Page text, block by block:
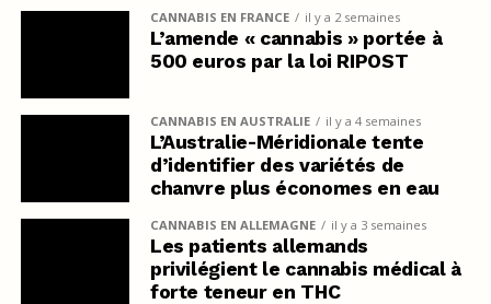
CANNABIS EN FRANCE il y a 2 semaines
L’amende « cannabis » portée à
500 euros par la loi RIPOST
CANNABIS EN AUSTRALIE il y a 4 semaines
L’Australie-Méridionale tente
d’identifier des variétés de
chanvre plus économes en eau
CANNABIS EN ALLEMAGNE il y a 3 semaines
Les patients allemands
privilégient le cannabis médical à
forte teneur en THC